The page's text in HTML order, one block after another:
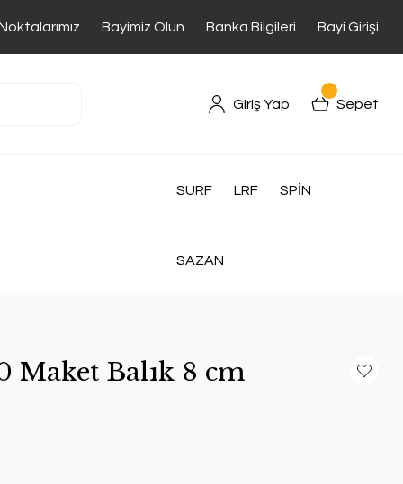
Bayimiz Olun Banka Bilgileri Bayi Girişi
Giriş Yap Sepet
SURF LRF SPİN
SAZAN
Maket Balık 8 cm